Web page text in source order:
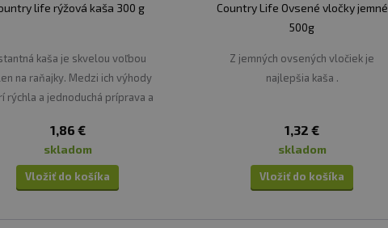
life rýžová kaša 300 g
kaša je skvelou voľbou
na raňajky. Medzi ich výhody
rýchla a jednoduchá príprava a
rôznych ingrediencií môžete
mnoho chutných jedál.
1,86 €
skladom
Vložiť do košíka
Country Life Ovsené vločky jemné
500g
Z jemných ovsených vločiek je
najlepšia kaša .
1,32 €
skladom
Vložiť do košíka